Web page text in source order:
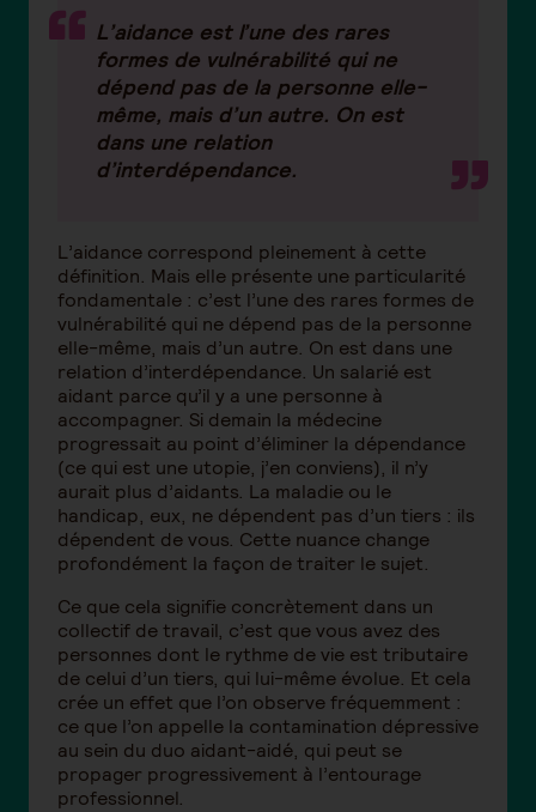
L’aidance est l’une des rares
formes de vulnérabilité qui ne
dépend pas de la personne elle-
même, mais d’un autre. On est
dans une relation
d’interdépendance.
L’aidance correspond pleinement à cette
définition. Mais elle présente une particularité
fondamentale : c’est l’une des rares formes de
vulnérabilité qui ne dépend pas de la personne
elle-même, mais d’un autre. On est dans une
relation d’interdépendance. Un salarié est
aidant parce qu’il y a une personne à
accompagner. Si demain la médecine
progressait au point d’éliminer la dépendance
(ce qui est une utopie, j’en conviens), il n’y
aurait plus d’aidants. La maladie ou le
handicap, eux, ne dépendent pas d’un tiers : ils
dépendent de vous. Cette nuance change
profondément la façon de traiter le sujet.
Ce que cela signifie concrètement dans un
collectif de travail, c’est que vous avez des
personnes dont le rythme de vie est tributaire
de celui d’un tiers, qui lui-même évolue. Et cela
crée un effet que l’on observe fréquemment :
ce que l’on appelle la contamination dépressive
au sein du duo aidant-aidé, qui peut se
propager progressivement à l’entourage
professionnel.